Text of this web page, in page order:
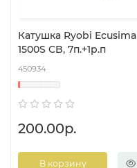
Катушка Ryobi Ecusima
1500S CB, 7п.+1р.п
450934
200.00р.
В корзину